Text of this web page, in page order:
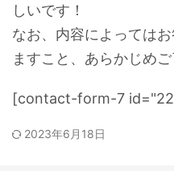
しいです！
なお、内容によっては
ますこと、あらかじめご
[contact-form-7
2023年6月18日